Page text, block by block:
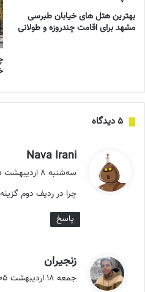
بهترین هتل های خیابان طبرسی
مشهد برای اقامت چندروزه و طولانی
‫۵ دیدگاه
Nava Irani
ف
:
سه‌شنبه ۸ اردیبهشت ۱۴۰۵ در ۲۲:۰۰
چرا در ردیف دوم
پاسخ
زنجیران
ف
جمعه ۱۸ اردیبهشت ۱۴۰۵ در ۱۷:۰۲